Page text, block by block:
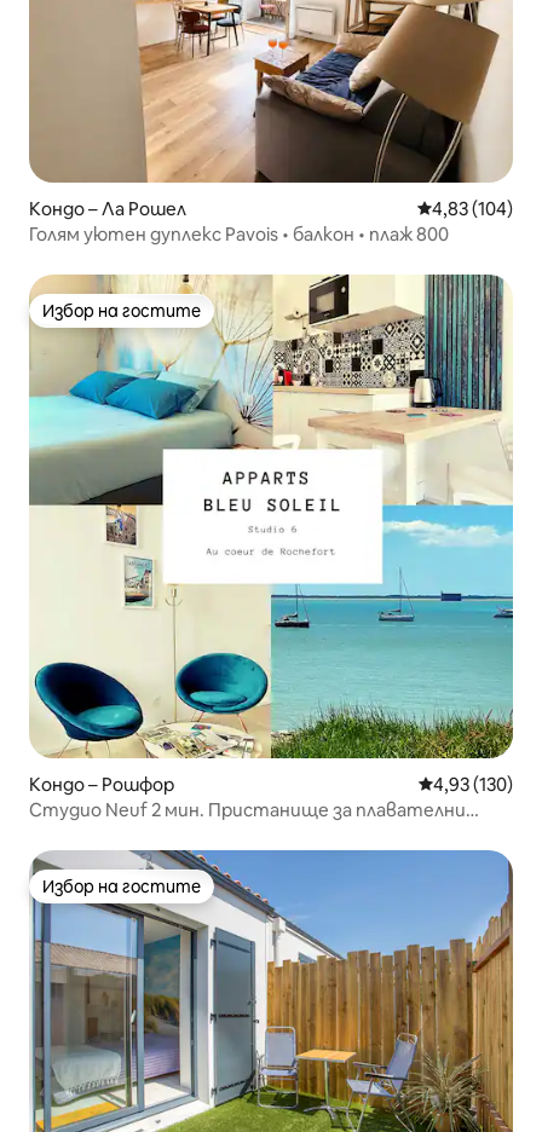
Кондо – Ла Рошел Средна
4,83 (104)
Голям уютен дуплекс Pavois • балкон • плаж 800
Избор на гостите
Избор на гостите
Кондо – Рошфор Средна
4,93 (130)
Студио Neuf 2 мин. Пристанище за плавателни
Избор на гостите
Избор на гостите